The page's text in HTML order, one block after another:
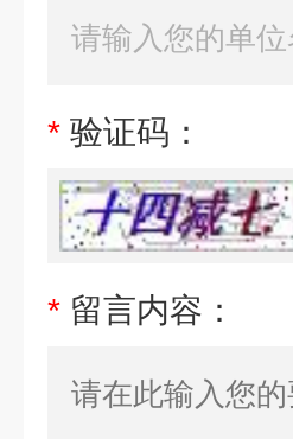
* 验证码：
* 留言内容：